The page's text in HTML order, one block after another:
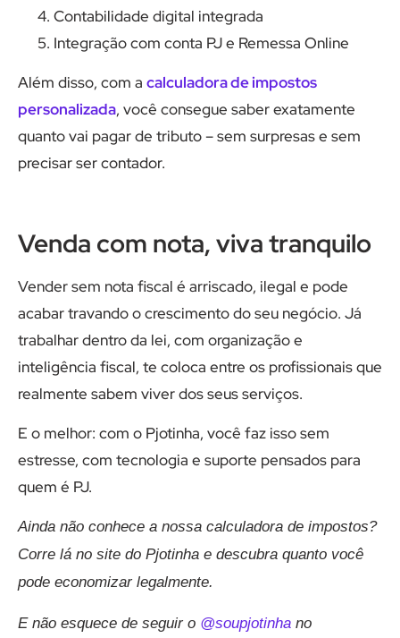
Contabilidade digital integrada
Integração com conta PJ e Remessa Online
Além disso, com a calculadora de impostos
personalizada, você consegue saber exatamente
quanto vai pagar de tributo – sem surpresas e sem
precisar ser contador.
Venda com nota, viva tranquilo
Vender sem nota fiscal é arriscado, ilegal e pode
acabar travando o crescimento do seu negócio. Já
trabalhar dentro da lei, com organização e
inteligência fiscal, te coloca entre os profissionais que
realmente sabem viver dos seus serviços.
E o melhor: com o Pjotinha, você faz isso sem
estresse, com tecnologia e suporte pensados para
quem é PJ.
Ainda não conhece a nossa calculadora de impostos?
Corre lá no site do Pjotinha e descubra quanto você
pode economizar legalmente.
E não esquece de seguir o @soupjotinha no